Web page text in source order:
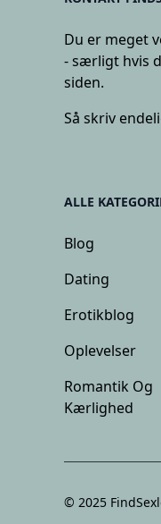
Du er meget
- særligt hvis
siden.
Så skriv
ALLE
Blog
Dating
Erotikblog
Oplevelser
Romantik Og
Kærlighed
© 2025